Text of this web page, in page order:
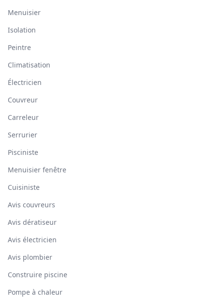
Menuisier
Isolation
Peintre
Climatisation
Électricien
Couvreur
Carreleur
Serrurier
Pisciniste
Menuisier fenêtre
Cuisiniste
Avis couvreurs
Avis dératiseur
Avis électricien
Avis plombier
Construire piscine
Pompe à chaleur